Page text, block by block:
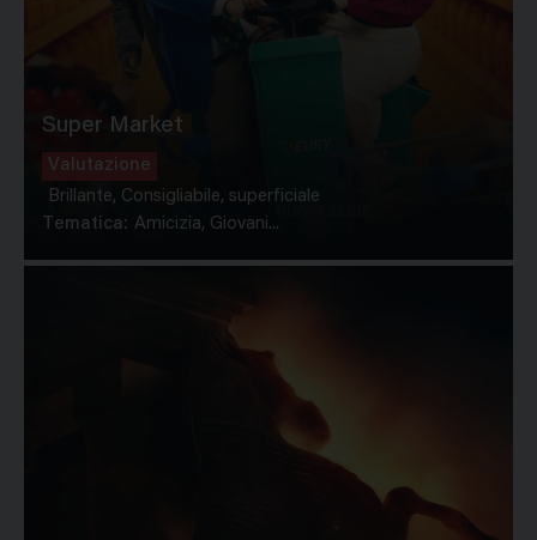
Super Market
Valutazione
Brillante, Consigliabile, superficiale
Tematica: Amicizia, Giovani...